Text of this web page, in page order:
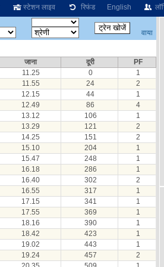
स्टेशन लाइव रिफंड English
वाया
जाना दूरी
PF
11.25 0
1
11.55 24
2
12.15 44
1
12.49 86
4
13.12 106
1
13.29 121
2
14.25 151
2
15.10 204
1
15.47 248
1
16.18 286
1
16.40 302
2
16.55 317
1
17.15 341
1
17.55 369
1
18.16 390
1
18.42 423
1
19.02 443
1
19.24 457
2